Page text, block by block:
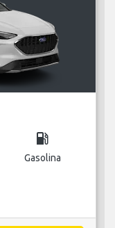
local_gas_station
Gasolina